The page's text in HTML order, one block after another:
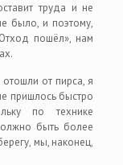
труда и не
было, и поэтому,
пошёл», нам
от пирса, я
пришлось быстро
по технике
быть более
мы, наконец,